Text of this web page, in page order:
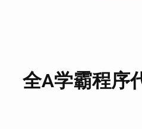
全A学霸程序